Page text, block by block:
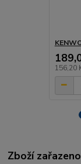
156,20
Zboží